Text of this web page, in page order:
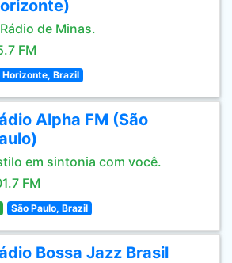
de Minas.
FM
Horizonte, Brazil
Alpha FM (São
em sintonia com você.
FM
São Paulo, Brazil
Bossa Jazz Brasil